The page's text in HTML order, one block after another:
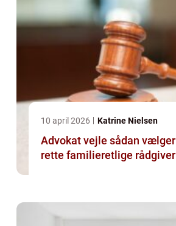
10 april 2026 Katrine Nielsen
Advokat vejle sådan vælger du den
rette familieretlige rådgiver